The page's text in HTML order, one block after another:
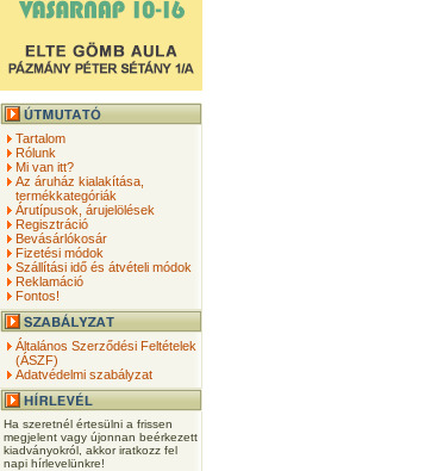
Tartalom
Rólunk
Mi van itt?
Az áruház kialakítása,
termékkategóriák
Árutípusok, árujelölések
Regisztráció
Bevásárlókosár
Fizetési módok
Szállítási idő és átvételi módok
Reklamáció
Fontos!
Általános Szerződési Feltételek
(ÁSZF)
Adatvédelmi szabályzat
Ha szeretnél értesülni a frissen
megjelent vagy újonnan beérkezett
kiadványokról, akkor iratkozz fel
napi hírlevelünkre!